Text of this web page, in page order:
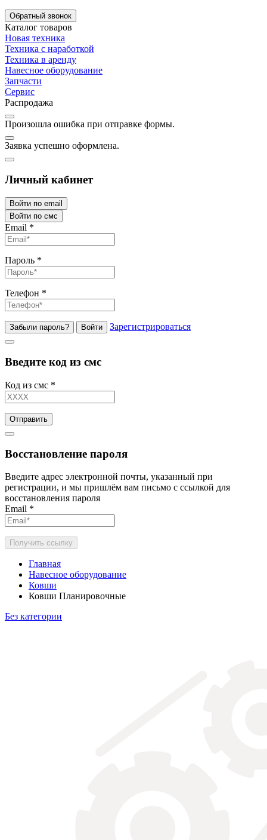
Обратный звонок
Каталог товаров
Новая техника
Техника с наработкой
Техника в аренду
Навесное оборудование
Запчасти
Сервис
Распродажа
Произошла ошибка при отправке формы.
Заявка успешно оформлена.
Личный кабинет
Войти по email
Войти по смс
Email *
Пароль *
Телефон *
Забыли пароль? Войти Зарегистрироваться
Введите код из смс
Код из смс *
Отправить
Восстановление пароля
Введите адрес электронной почты, указанный при
регистрации, и мы пришлём вам письмо с ссылкой для
восстановления пароля
Email *
Получить ссылку
Главная
Навесное оборудование
Ковши
Ковши Планировочные
Без категории